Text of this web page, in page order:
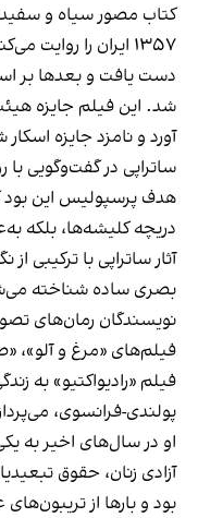
کتاب مصور سیاه و سفید
۱۳۵۷ ایران را
دست یافت و بعدها بر
شد. این فیلم جایزه
آورد و نامزد جایزه
هدف پرسپولیس این بود
دریچه کلیشه‌ها، بلکه
آثار ساتراپی با ترکیبی
بصری ساده شناخته
نویسندگان رمان‌های
فیلم‌های «مرغ و آلو»،
فیلم «رادیواکتیو» به
پولندی-فرانسوی،
او در سال‌های اخیر به
آزادی زنان، حقوق
بود و بارها از